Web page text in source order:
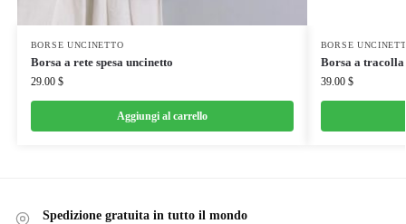
BORSE UNCINETTO
Borsa a rete spesa uncinetto
29.00 $
Aggiungi al carrello
BORSE
Borsa a tracolla
39.00 $
Spedizione gratuita in tutto il mondo